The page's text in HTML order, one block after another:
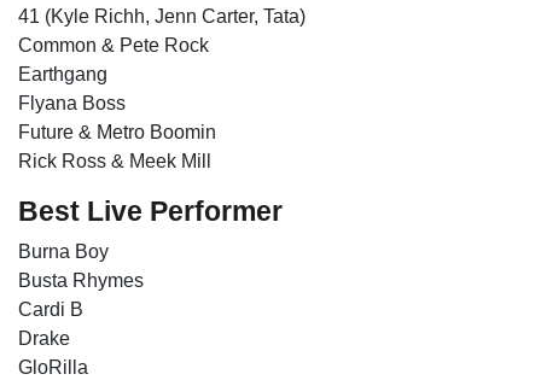
41 (Kyle Richh, Jenn Carter, Tata)
Common & Pete Rock
Earthgang
Flyana Boss
Future & Metro Boomin
Rick Ross & Meek Mill
Best Live Performer
Burna Boy
Busta Rhymes
Cardi B
Drake
GloRilla